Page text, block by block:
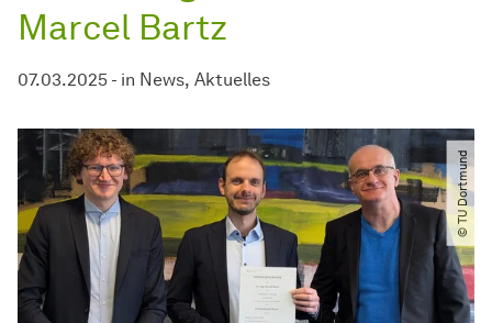
Marcel Bartz
07.03.2025 - in News Aktuelles
© TU Dortmund